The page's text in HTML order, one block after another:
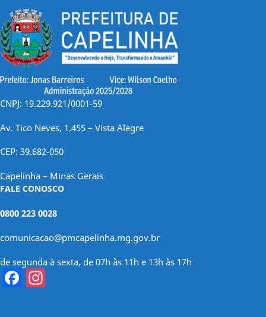
CNPJ: 19.229.921/0001-59
Av. Tico Neves, 1.455 – Vista Alegre
CEP: 39.682-050
Capelinha – Minas Gerais
FALE CONOSCO
0800 223 0028
comunicacao@pmcapelinha.mg.gov.br
de segunda à sexta, de 07h às 11h e 13h às 17h
Facebook